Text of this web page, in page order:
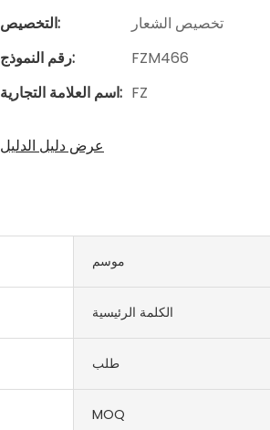
التخصيص:
تخصيص الشعار
رقم النموذج:
FZM466
اسم العلامة التجارية: FZ
عرض دليل الدليل
موسم
الكلمة الرئيسية
طلب
MOQ